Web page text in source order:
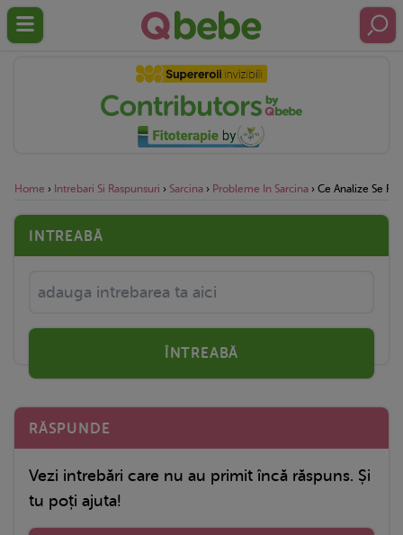
Home › Intrebari Si Raspunsuri › Sarcina › Probleme In Sarcina › Ce Analize Se
INTREABĂ
ÎNTREABĂ
RĂSPUNDE
Vezi intrebări care nu au primit încă răspuns. Și
tu poți ajuta!